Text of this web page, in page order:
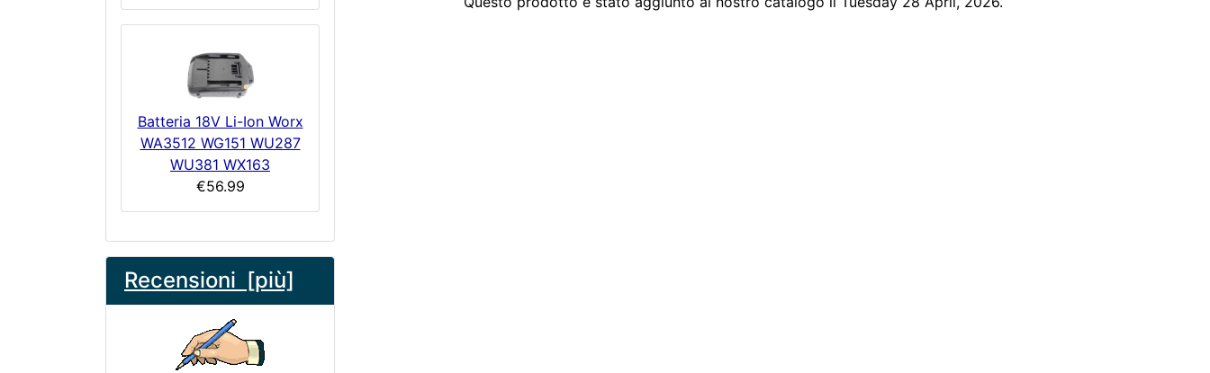
Batteria 18V Li-Ion Worx
WA3512 WG151 WU287
WU381 WX163
€56.99
Recensioni [più]